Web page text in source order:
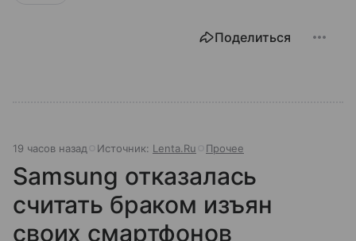
Поделиться
19 часов назад Источник: Lenta.Ru Прочее
Samsung отказалась
считать браком изъян
своих смартфонов